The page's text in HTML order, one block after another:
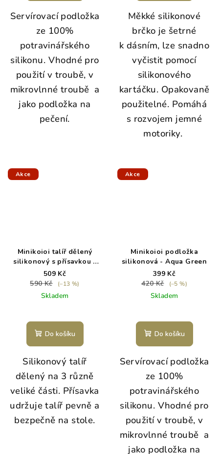
Servírovací podložka
ze 100%
potravinářského
silikonu. Vhodné pro
použití v troubě, v
mikrovlnné troubě a
jako podložka na
pečení.
Měkké silikonové
brčko je šetrné
k dásním, lze snadno
vyčistit pomocí
silikonového
kartáčku. Opakovaně
použitelné. Pomáhá
s rozvojem jemné
motoriky.
Akce
Minikoioi talíř dělený
silikonový s přísavkou -
Woody Brown
509 Kč
590 Kč
(–13 %)
Skladem
Do košíku
Silikonový talíř
dělený na 3 různě
veliké části. Přísavka
udržuje talíř pevně a
bezpečně na stole.
Akce
Minikoioi podložka
silikonová - Aqua Green
399 Kč
420 Kč
(–5 %)
Skladem
Do košíku
Servírovací podložka
ze 100%
potravinářského
silikonu. Vhodné pro
použití v troubě, v
mikrovlnné troubě a
jako podložka na